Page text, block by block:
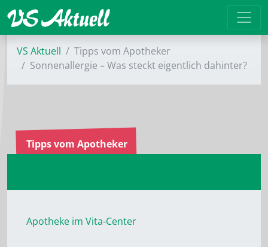
VS Aktuell
Tipps vom Apotheker
Sonnenallergie – Was steckt eigentlich dahinter?
Tipps vom Apotheker
Apotheke im Vita-Center